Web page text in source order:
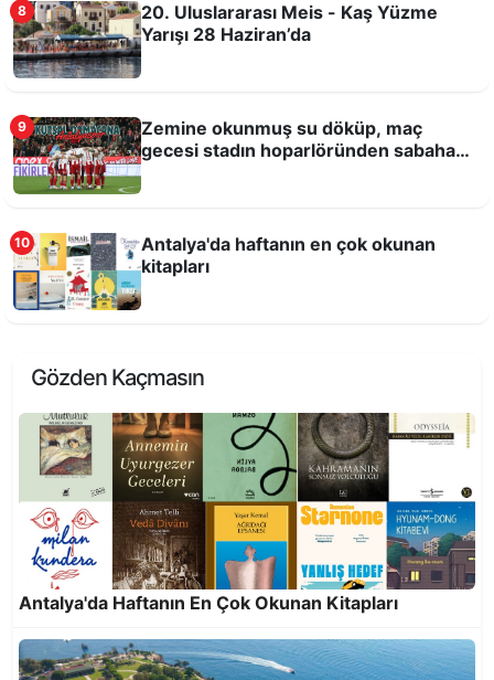
Antalya Dijital Gençlik Merkezi DİGEM açıldı
On yılda 25 milyon 818 bin 921 kilogram atık
ekonomiye kazandırıldı
8
20. Uluslararası Meis - Kaş Yüzme
Yarışı 28 Haziran’da
9
Zemine okunmuş su döküp, maç
gecesi stadın hoparlöründen sabaha
10
Antalya'da haftanın en çok okunan
kitapları
Gözden Kaçmasın
Antalya'da Haftanın En Çok Okunan Kitapları